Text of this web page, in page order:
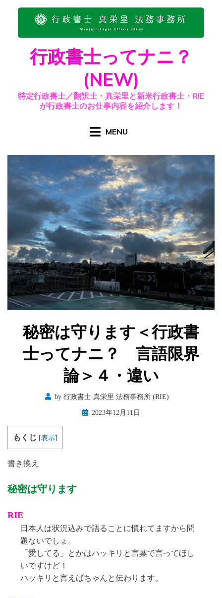
行政書士ってナニ？
(NEW)
特定行政書士／翻訳士・真栄里と新米行政書士・RIE
が行政書士のお仕事内容を紹介します！
MENU
秘密は守ります＜行政書
士ってナニ？ 言語限界
論＞４・違い
by 行政書士 真栄里 法務事務所 (RIE)
Posted2023年12月11日
もくじ [表示]
書き換え
秘密は守ります
RIE
日本人は状況込みで語ることに慣れてますから問
題ないでしょ。
「愛してる」とかはハッキリと言葉で言ってほし
いですけど！
ハッキリと言えばちゃんと伝わります。